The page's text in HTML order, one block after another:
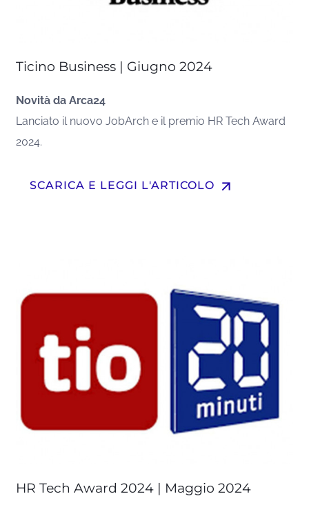
Ticino Business | Giugno 2024
Novità da Arca24
Lanciato il nuovo JobArch e il premio HR Tech Award
2024.
SCARICA E LEGGI L'ARTICOLO arrow_upward
HR Tech Award 2024 | Maggio 2024